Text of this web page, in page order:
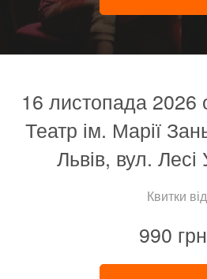
16 листопада 2026
Театр ім. Марії
Львів, вул. Лесі
Квитки від
990 грн